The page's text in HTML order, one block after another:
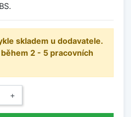
skladem u dodavatele.
2 - 5 pracovních
+